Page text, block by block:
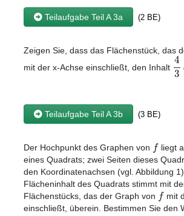
Teilaufgabe Teil A 3a (2 BE)
Zeigen Sie, dass das Flächenstück, das
mit der x-Achse einschließt, den Inhalt 4
3
Teilaufgabe Teil A 3b (3 BE)
Der Hochpunkt des Graphen von fliegt
eines Quadrats; zwei Seiten dieses
den Koordinatenachsen (vgl. Abbildung
Flächeninhalt des Quadrats stimmt mit
Flächenstücks, das der Graph von fmit
einschließt, überein. Bestimmen Sie den